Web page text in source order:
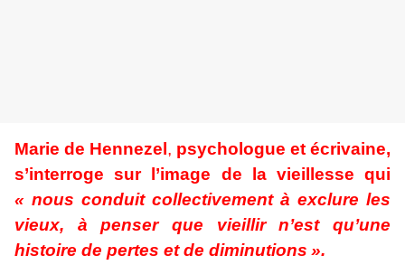
Marie de Hennezel , psychologue et écrivaine,
s’interroge sur l’image de la vieillesse qui
« nous conduit collectivement à exclure les
vieux, à penser que vieillir n’est qu’une
histoire de pertes et de diminutions ».